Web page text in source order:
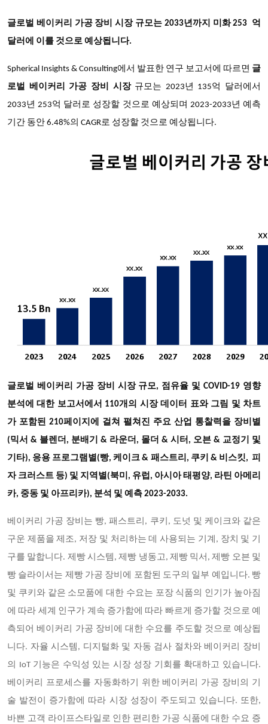
글로벌 베이커리 가공 장비 시장 규모는 2033년까지 미화 253 억
달러에 이를 것으로 예상됩니다.
Spherical Insights & Consulting에서 발표한 연구 보고서에 따르면 글
로벌 베이커리 가공 장비 시장규모는 2023년 135억 달러에서
2033년 253억 달러로 성장할 것으로 예상되며 2023-2033년 예측
기간 동안 6.48%의 CAGR로 성장할 것으로 예상됩니다.
글로벌 베이커리 가공 장비 시장 규모, 점유율 및 COVID-19 영향
분석에 대한 보고서에서 110개의 시장 데이터 표와 그림 및 차트
가 포함된 210페이지에 걸쳐 펼쳐진 주요 산업 통찰력을 장비별
(믹서 & 블렌더, 분배기 & 라운더, 몰더 & 시터, 오븐 & 교정기 및
기타), 응용 프로그램별(빵, 케이크 & 패스트리, 쿠키 & 비스킷, 피
자 크러스트 등) 및 지역별(북미, 유럽, 아시아 태평양, 라틴 아메리
카, 중동 및 아프리카), 분석 및 예측 2023-2033.
베이커리 가공 장비는 빵, 패스트리, 쿠키, 도넛 및 케이크와 같은
구운 제품을 제조, 저장 및 처리하는 데 사용되는 기계, 장치 및 기
구를 말합니다. 제빵 시스템, 제빵 냉동고, 제빵 믹서, 제빵 오븐 및
빵 슬라이서는 제빵 가공 장비에 포함된 도구의 일부 예입니다. 빵
및 쿠키와 같은 소모품에 대한 수요는 포장 식품의 인기가 높아짐
에 따라 세계 인구가 계속 증가함에 따라 빠르게 증가할 것으로 예
측되어 베이커리 가공 장비에 대한 수요를 주도할 것으로 예상됩
니다. 자율 시스템, 디지털화 및 자동 검사 절차와 베이커리 장비
의 IoT 기능은 수익성 있는 시장 성장 기회를 확대하고 있습니다.
베이커리 프로세스를 자동화하기 위한 베이커리 가공 장비의 기
술 발전이 증가함에 따라 시장 성장이 주도되고 있습니다. 또한,
바쁜 고객 라이프스타일로 인한 편리한 가공 식품에 대한 수요 증